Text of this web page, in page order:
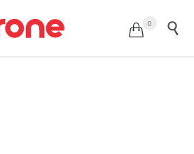
 0 
SR135 Schrader (10u.)